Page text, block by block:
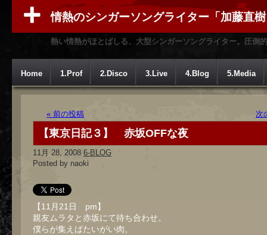
情熱のシンガーソングライター「加藤直
熱い情熱がほとばしる、大型シンガーソングライター。圧倒
Home 1.Prof 2.Disco 3.Live 4.Blog 5.Media
« 前の投稿 次
【東京日記３】 赤坂OFFな夜
11月 28, 2008 6-BLOG
Posted by naoki
【11月21日 pm】
親友ムラタと赤坂にて待ち合わせ。
僕らが集えばたいがい肉。